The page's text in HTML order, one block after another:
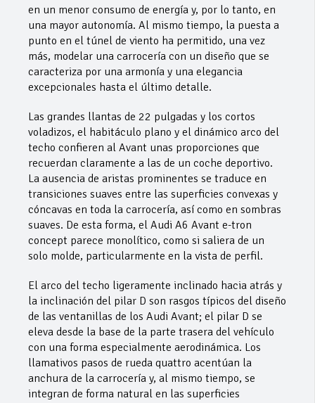
en un menor consumo de energía y, por lo tanto, en
una mayor autonomía. Al mismo tiempo, la puesta a
punto en el túnel de viento ha permitido, una vez
más, modelar una carrocería con un diseño que se
caracteriza por una armonía y una elegancia
excepcionales hasta el último detalle.
Las grandes llantas de 22 pulgadas y los cortos
voladizos, el habitáculo plano y el dinámico arco del
techo confieren al Avant unas proporciones que
recuerdan claramente a las de un coche deportivo.
La ausencia de aristas prominentes se traduce en
transiciones suaves entre las superficies convexas y
cóncavas en toda la carrocería, así como en sombras
suaves. De esta forma, el Audi A6 Avant e-tron
concept parece monolítico, como si saliera de un
solo molde, particularmente en la vista de perfil.
El arco del techo ligeramente inclinado hacia atrás y
la inclinación del pilar D son rasgos típicos del diseño
de las ventanillas de los Audi Avant; el pilar D se
eleva desde la base de la parte trasera del vehículo
con una forma especialmente aerodinámica. Los
llamativos pasos de rueda quattro acentúan la
anchura de la carrocería y, al mismo tiempo, se
integran de forma natural en las superficies